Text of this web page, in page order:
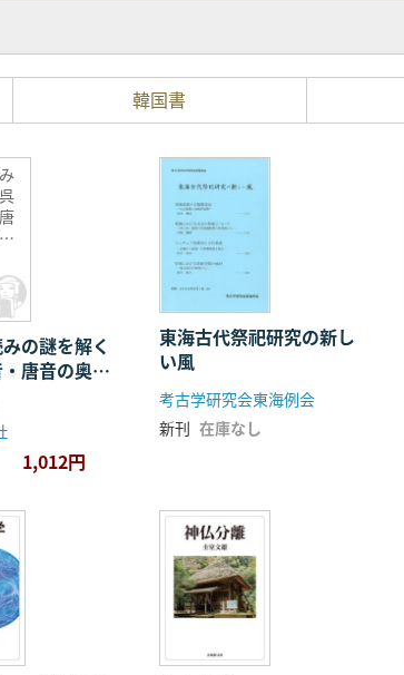
韓国書
の謎を解く
唐音の奥深
1,012円
東海古代祭祀研究の新し
い風
考古学研究会東海例会
新刊 在庫なし